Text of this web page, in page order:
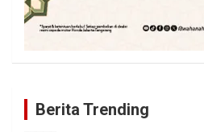
Berita Trending